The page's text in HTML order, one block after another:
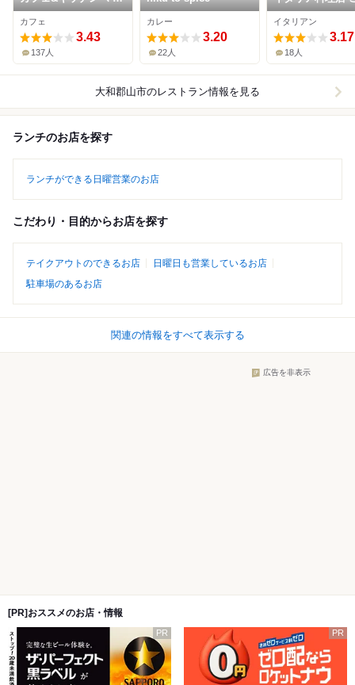
ビ
カフェ
3.43
137人
カレー
3.20
22人
めあ
イタリアン
3.17
18人
大和郡山市のレストラン情報を見る
ランチのお店を探す
ランチができる日曜営業のお店
こだわり・目的からお店を探す
テイクアウトのできるお店
日曜日も営業しているお店
駐車場のあるお店
関連の情報をすべて表示する
広告を非表示
[PR]おススメのお店・情報
PR PR